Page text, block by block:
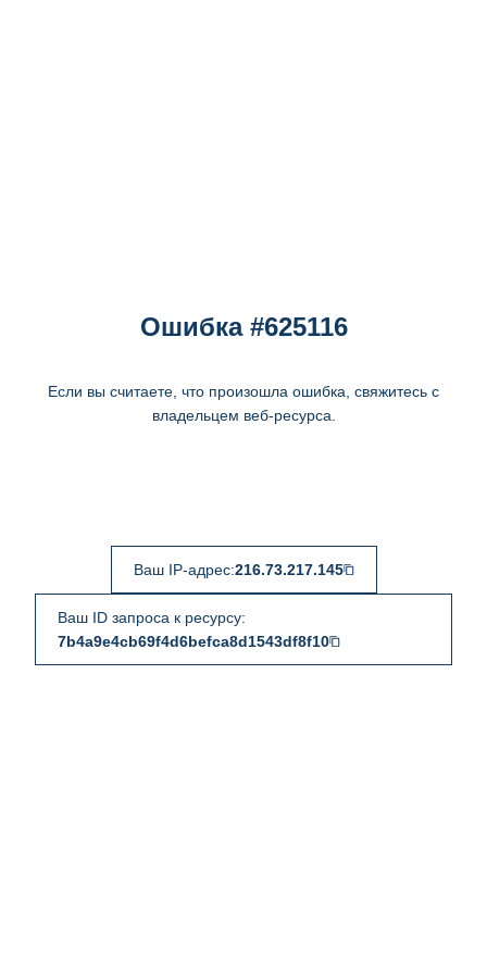
Ошибка #625116
Если вы считаете, что произошла ошибка, свяжитесь с
владельцем веб-ресурса.
Ваш IP-адрес:216.73.217.145
Ваш ID запроса к ресурсу:
7b4a9e4cb69f4d6befca8d1543df8f10